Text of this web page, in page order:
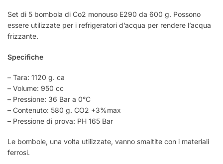
Set di 5 bombola di Co2 monouso E290 da 600 g. Possono
essere utilizzate per i refrigeratori d’acqua per rendere l’acqua
frizzante.
Specifiche
– Tara: 1120 g. ca
– Volume: 950 cc
– Pressione: 36 Bar a 0°C
– Contenuto: 580 g. CO2 +3%max
– Pressione di prova: PH 165 Bar
Le bombole, una volta utilizzate, vanno smaltite con i materiali
ferrosi.